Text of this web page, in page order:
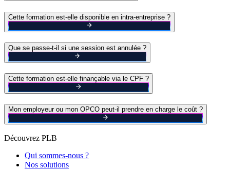
Cette formation est-elle disponible en intra-entreprise ?
Que se passe-t-il si une session est annulée ?
Cette formation est-elle finançable via le CPF ?
Mon employeur ou mon OPCO peut-il prendre en charge le coût ?
Découvrez PLB
Qui sommes-nous ?
Nos solutions